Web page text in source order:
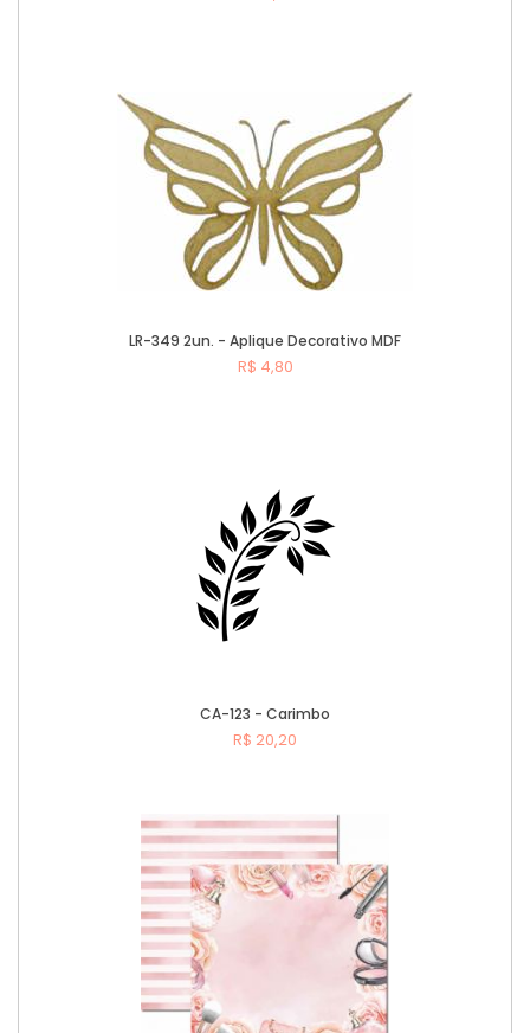
LR-349 2un. - Aplique Decorativo MDF
R$ 4,80
CA-123 - Carimbo
R$ 20,20